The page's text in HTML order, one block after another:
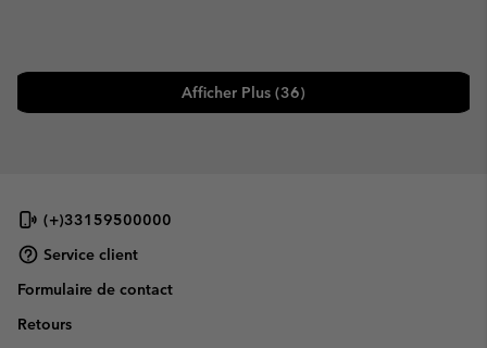
Afficher Plus (36)
(+)33159500000
Service client
Formulaire de contact
Retours